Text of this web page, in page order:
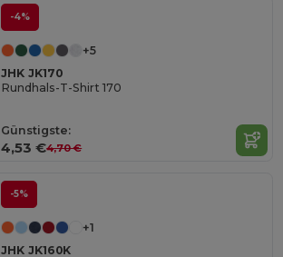
-4%
+5
JHK JK170
Rundhals-T-Shirt 170
Günstigste:
4,53 €4,70 €
-5%
+1
JHK JK160K